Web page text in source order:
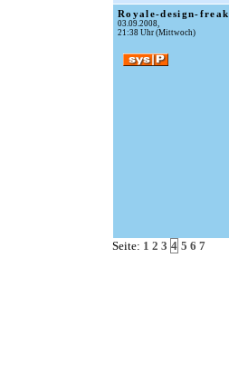
Royale-design-freak
03.09.2008,
21:38 Uhr (Mittwoch)
Seite: 1 2 3 4 5 6 7